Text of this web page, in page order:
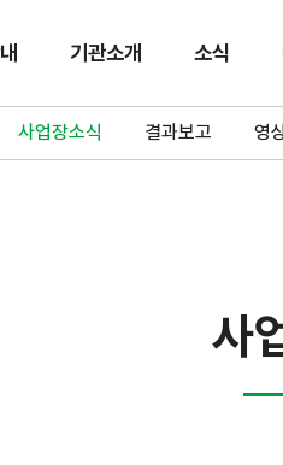
기관소개 소식
사업장소식 결과보고 영
사